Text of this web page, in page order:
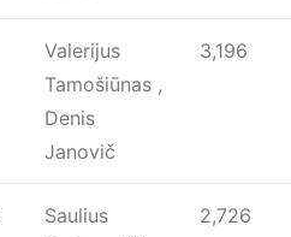
Valerijus
Tamošiūnas ,
Denis
Janovič
3,196
Saulius
2,726